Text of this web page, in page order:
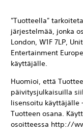
"Tuotteella"
järjestelmää, jonka
London, W1F 7LP,
Entertainment
käyttäjälle.
Huomioi, että
päivitysjulkaisuilla
lisensoitu käyttäjälle
Tuotteen osana.
osoitteessa http://